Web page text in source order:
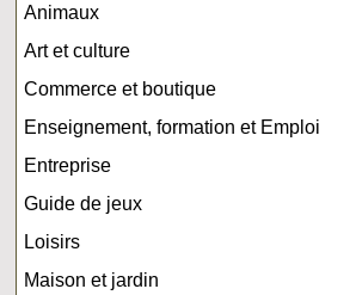
Animaux
Art et culture
Commerce et boutique
Enseignement, formation et Emploi
Entreprise
Guide de jeux
Loisirs
Maison et jardin